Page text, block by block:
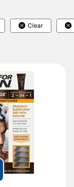
Clear